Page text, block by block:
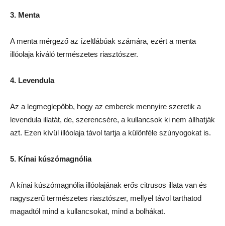
3. Menta
A menta mérgező az ízeltlábúak számára, ezért a menta
illóolaja kiváló természetes riasztószer.
4. Levendula
Az a legmeglepőbb, hogy az emberek mennyire szeretik a
levendula illatát, de, szerencsére, a kullancsok ki nem állhatják
azt. Ezen kívül illóolaja távol tartja a különféle szúnyogokat is.
5. Kínai kúszómagnólia
A kínai kúszómagnólia illóolajának erős citrusos illata van és
nagyszerű természetes riasztószer, mellyel távol tarthatod
magadtól mind a kullancsokat, mind a bolhákat.